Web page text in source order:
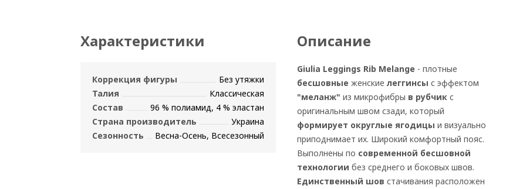
Характеристики
Коррекция фигуры
Без утяжки
Талия
Классическая
Состав
96 % полиамид, 4 % эластан
Страна производитель
Украина
Сезонность
Весна-Осень, Всесезонный
Описание
Giulia Leggings Rib Melange - плотные
бесшовные женские леггинсы с эффектом
"меланж" из микрофибры в рубчикс
оригинальным швом сзади, который
формирует округлые ягодицы и визуально
приподнимает их. Широкий комфортный пояс.
Выполнены по современной бесшовной
технологии без среднего и боковых швов.
Единственный шов стачивания расположен